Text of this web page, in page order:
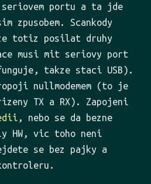
portu a ta jde
zpusobem. Scankody
totiz posilat druhy
musi mit seriovy port
takze staci USB).
nullmodemem (to je
TX a RX). Zapojeni
, nebo se da bezne
HW, vic toho neni
se bez pajky a